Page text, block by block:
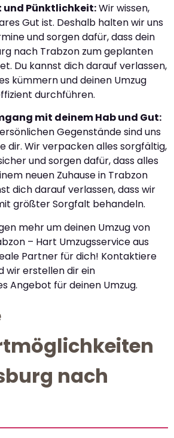
und Pünktlichkeit:Wir wissen,
Gut ist. Deshalb halten wir uns
und sorgen dafür, dass dein
nach Trabzon zum geplanten
Du kannst dich darauf verlassen,
kümmern und deinen Umzug
durchführen.
mit deinem Hab und Gut:
Gegenstände sind uns
dir. Wir verpacken alles sorgfältig,
und sorgen dafür, dass alles
neuen Zuhause in Trabzon
dich darauf verlassen, dass wir
größter Sorgfalt behandeln.
mehr um deinen Umzug von
– Hart Umzugsservice aus
Partner für dich! Kontaktiere
wir erstellen dir ein
Angebot für deinen Umzug.
nach